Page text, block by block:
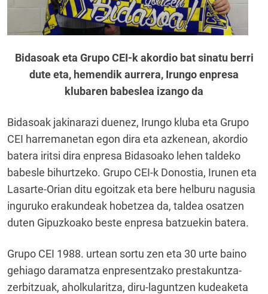
Bidasoak eta Grupo CEI-k akordio bat sinatu berri
dute eta, hemendik aurrera, Irungo enpresa
klubaren babeslea izango da
Bidasoak jakinarazi duenez, Irungo kluba eta Grupo
CEI harremanetan egon dira eta azkenean, akordio
batera iritsi dira enpresa Bidasoako lehen taldeko
babesle bihurtzeko. Grupo CEI-k Donostia, Irunen eta
Lasarte-Orian ditu egoitzak eta bere helburu nagusia
inguruko erakundeak hobetzea da, taldea osatzen
duten Gipuzkoako beste enpresa batzuekin batera.
Grupo CEI 1988. urtean sortu zen eta 30 urte baino
gehiago daramatza enpresentzako prestakuntza-
zerbitzuak, aholkularitza, diru-laguntzen kudeaketa